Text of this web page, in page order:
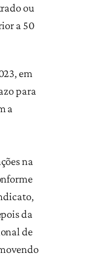
ou
a 50
em
para
a
na
da
de